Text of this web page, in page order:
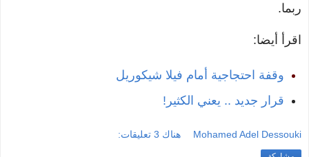
ربما.
اقرأ أيضا:
وقفة احتجاجية أمام فيلا شيكوريل
قرار جديد .. يعني الكثير!
Mohamed Adel Dessouki هناك 3 تعليقات: